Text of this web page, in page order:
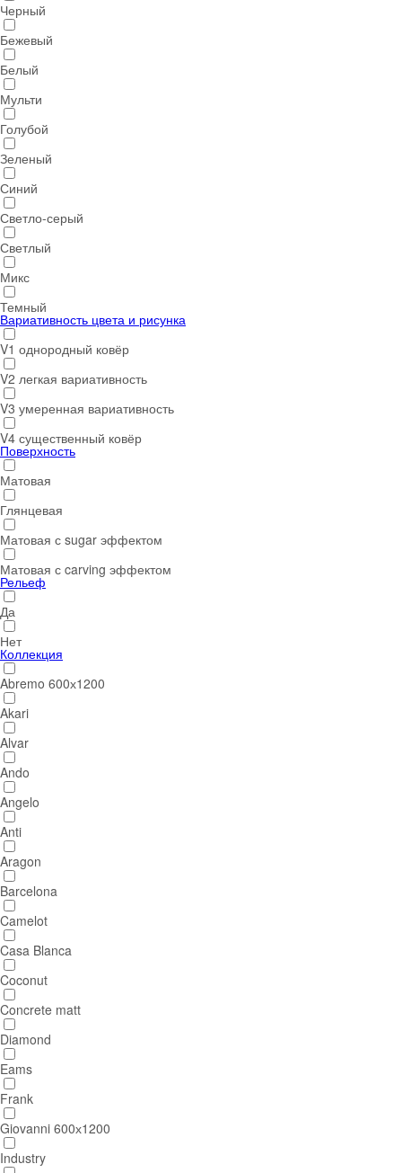
Черный
Бежевый
Белый
Мульти
Голубой
Зеленый
Синий
Светло-серый
Светлый
Микс
Темный
Вариативность цвета и рисунка
V1 однородный ковёр
V2 легкая вариативность
V3 умеренная вариативность
V4 существенный ковёр
Поверхность
Матовая
Глянцевая
Матовая с sugar эффектом
Матовая с carving эффектом
Рельеф
Да
Нет
Коллекция
Abremo 600х1200
Akari
Alvar
Ando
Angelo
Anti
Aragon
Barcelona
Camelot
Casa Blanca
Coconut
Concrete matt
Diamond
Eams
Frank
Giovanni 600х1200
Industry